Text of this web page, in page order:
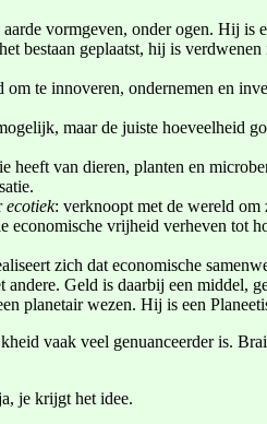
vormgeven, onder ogen. Hij is
bestaan geplaatst, hij is
te innoveren, ondernemen en
maar de juiste hoeveelheid
van dieren, planten en
ecotiek: verknoopt met de wereld om
vrijheid verheven tot
zich dat economische
Geld is daarbij een middel,
planetair wezen. Hij is een
vaak veel genuanceerder is.
je krijgt het idee.